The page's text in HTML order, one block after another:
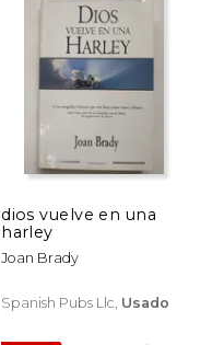
40%
dcto.
dios vuelve en una
harley
Joan Brady
Spanish Pubs Llc, Usado